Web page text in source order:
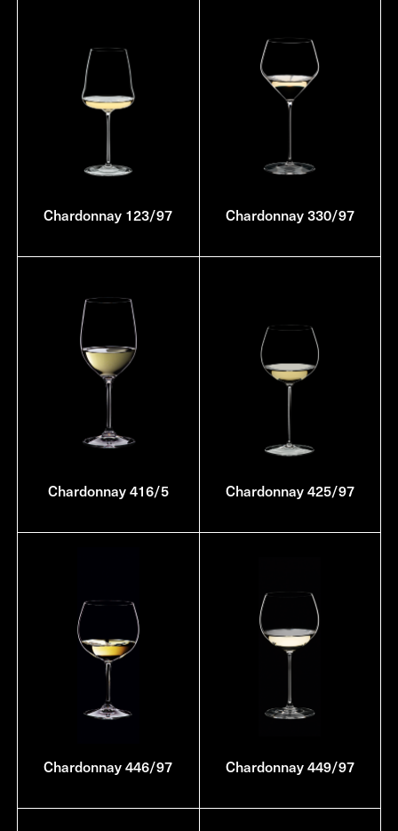
Chardonnay 123/97 Chardonnay 330/97
Chardonnay 416/5 Chardonnay 425/97
Chardonnay 446/97 Chardonnay 449/97